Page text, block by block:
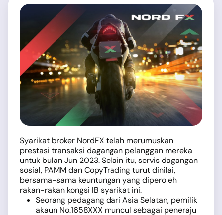
Syarikat broker NordFX telah merumuskan
prestasi transaksi dagangan pelanggan mereka
untuk bulan Jun 2023. Selain itu, servis dagangan
sosial, PAMM dan CopyTrading turut dinilai,
bersama-sama keuntungan yang diperoleh
rakan-rakan kongsi IB syarikat ini.
Seorang pedagang dari Asia Selatan, pemilik
akaun No.1658XXX muncul sebagai peneraju